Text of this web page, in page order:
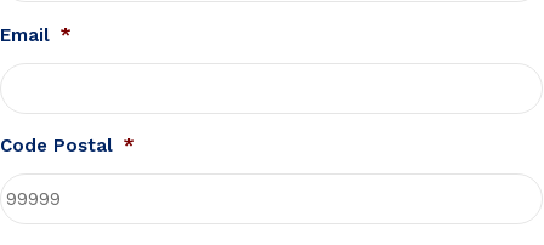
Email *
Code Postal *